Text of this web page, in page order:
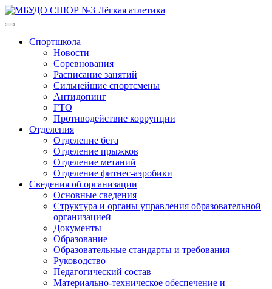
Спортшкола
Новости
Соревнования
Расписание занятий
Сильнейшие спортсмены
Антидопинг
ГТО
Противодействие коррупции
Отделения
Отделение бега
Отделение прыжков
Отделение метаний
Отделение фитнес-аэробики
Сведения об организации
Основные сведения
Структура и органы управления образовательной
организацией
Документы
Образование
Образовательные стандарты и требования
Руководство
Педагогический состав
Материально-техническое обеспечение и